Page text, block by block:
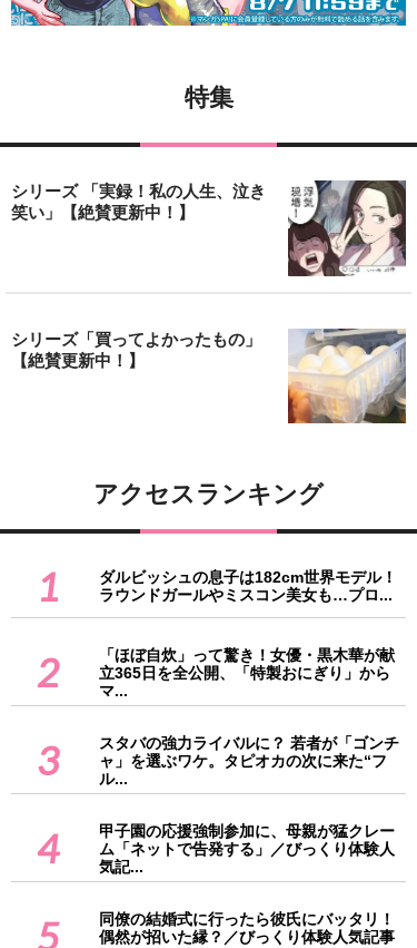
特集
シリーズ 「実録！私の人生、泣き
笑い」【絶賛更新中！】
シリーズ「買ってよかったもの」
【絶賛更新中！】
アクセスランキング
1
ダルビッシュの息子は182cm世界モデル！
ラウンドガールやミスコン美女も…プロ...
2
「ほぼ自炊」って驚き！女優・黒木華が献
立365日を全公開、「特製おにぎり」から
マ...
3
スタバの強力ライバルに？ 若者が「ゴンチ
ャ」を選ぶワケ。タピオカの次に来た“フ
ル...
4
甲子園の応援強制参加に、母親が猛クレー
ム「ネットで告発する」／びっくり体験人
気記...
5
同僚の結婚式に行ったら彼氏にバッタリ！
偶然が招いた縁？／びっくり体験人気記事